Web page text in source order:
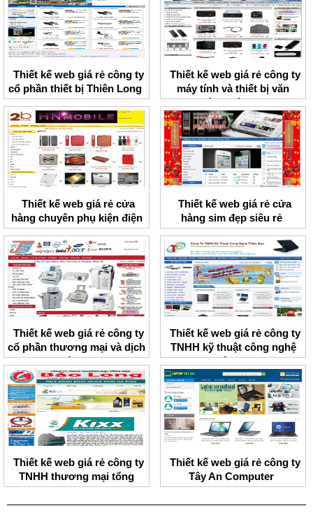
Thiết kế web giá rẻ công ty
cổ phần thiết bị Thiên Long
Thiết kế web giá rẻ công ty
máy tính và thiết bị văn
phòng Hà Nam
Thiết kế web giá rẻ cửa
hàng chuyên phụ kiện điện
thoại HNMobile
Thiết kế web giá rẻ cửa
hàng sim đẹp siêu rẻ
Thiết kế web giá rẻ công ty
cổ phần thương mại và dịch
vụ Trường Thủy
Thiết kế web giá rẻ công ty
TNHH kỹ thuật công nghệ
Thiên Bảo
Thiết kế web giá rẻ công ty
TNHH thương mại tổng
hợp Bảo Long
Thiết kế web giá rẻ công ty
Tây An Computer